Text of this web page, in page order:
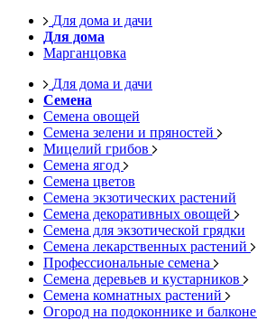
Для дома и дачи
Для дома
Марганцовка
Для дома и дачи
Семена
Семена овощей
Семена зелени и пряностей
Мицелий грибов
Семена ягод
Семена цветов
Семена экзотических растений
Семена декоративных овощей
Семена для экзотической грядки
Семена лекарственных растений
Профессиональные семена
Семена деревьев и кустарников
Семена комнатных растений
Огород на подоконнике и балконе